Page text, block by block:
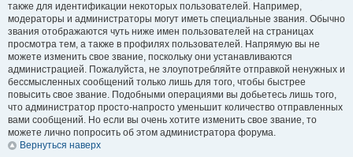
также для идентификации некоторых пользователей. Например,
модераторы и администраторы могут иметь специальные звания. Обычно
звания отображаются чуть ниже имен пользователей на страницах
просмотра тем, а также в профилях пользователей. Напрямую вы не
можете изменить свое звание, поскольку они устанавливаются
администрацией. Пожалуйста, не злоупотребляйте отправкой ненужных и
бессмысленных сообщений только лишь для того, чтобы быстрее
повысить свое звание. Подобными операциями вы добьетесь лишь того,
что администратор просто-напросто уменьшит количество отправленных
вами сообщений. Но если вы очень хотите изменить свое звание, то
можете лично попросить об этом администратора форума.
Вернуться наверх